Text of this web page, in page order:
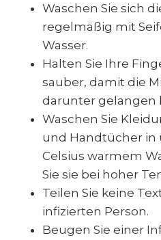
Waschen Sie sich
regelmäßig mit
Wasser.
Halten Sie Ihre
sauber, damit die
darunter gelangen
Waschen Sie
und Handtücher in
Celsius warmem
Sie sie bei hoher
Teilen Sie keine
infizierten Person.
Beugen Sie einer